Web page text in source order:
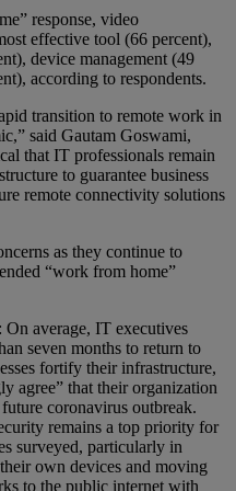
response, video
effective tool (66 percent),
device management (49
according to respondents.
transition to remote work in
said Gautam Goswami,
that IT professionals remain
to guarantee business
remote connectivity solutions
as they continue to
“work from home”
: On average, IT executives
seven months to return to
fortify their infrastructure,
agree” that their organization
coronavirus outbreak.
remains a top priority for
surveyed, particularly in
own devices and moving
to the public internet with